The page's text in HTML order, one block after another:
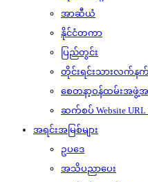
အာဆီယံ
နိုင်ငံတကာ
ပြည်တွင်း
တိုင်းရင်းသားလက်န
စေတနာ့ဝန်ထမ်းအဖွဲ့အ
ဆက်စပ် Website URL
အရင်းအမြစ်များ
ဥပဒေ
အသိပညာပေး